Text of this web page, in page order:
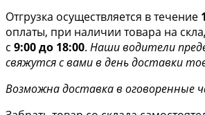
Отгрузка осуществляется в течение
оплаты, при наличии товара на
с 9:00 до 18:00. Наши водители
свяжутся с вами в день доставки
Возможна доставка в оговоренные